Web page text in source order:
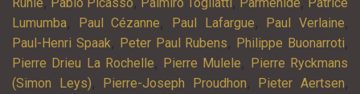
Lumumba, Paul Cézanne, Paul Lafargue, Paul Verlaine,
Paul-Henri Spaak, Peter Paul Rubens, Philippe Buonarroti,
Pierre Drieu La Rochelle, Pierre Mulele,
Pierre Ryckmans
(Simon Leys), Pierre-Joseph Proudhon, Pieter Aertsen,